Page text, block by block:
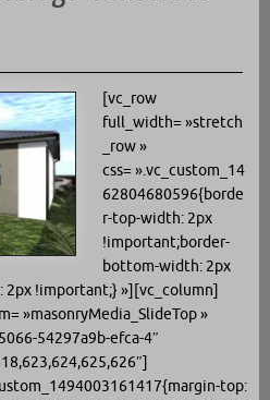
[vc_row
full_width= »stretch
_row »
css= ».vc_custom_14
62804680596{borde
r-top-width: 2px
!important;border-
bottom-width: 2px
!important;} »][vc_column]
»masonryMedia_SlideTop »
54297a9b-efca-4″
top: